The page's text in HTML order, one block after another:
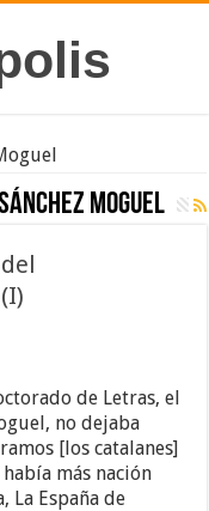
Moguel
de Letras, el
no dejaba
[los catalanes]
más nación
La España de